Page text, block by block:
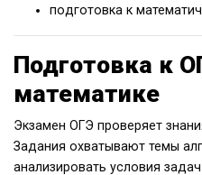
подготовка к
Подготовка к
математике
Экзамен ОГЭ проверяет
Задания охватывают темы
анализировать условия